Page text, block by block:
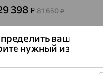
398 ₽ 81 660₽
ваш
нужный из